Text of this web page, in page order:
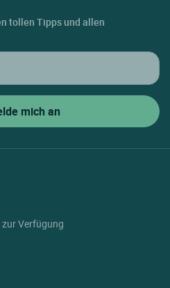
tollen Tipps und allen
Verfügung